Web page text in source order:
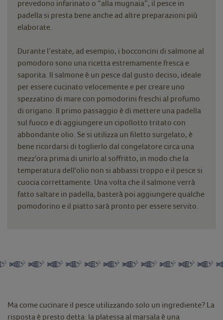
prevedono infarinato o “alla mugnaia”, il pesce in
padella si presta bene anche ad altre preparazioni più
elaborate.
Durante l’estate, ad esempio, i bocconcini di salmone al
pomodoro sono una ricetta estremamente fresca e
saporita. Il salmone è un pesce dal gusto deciso, ideale
per essere cucinato velocemente e per creare uno
spezzatino di mare con pomodorini freschi al profumo
di origano. Il primo passaggio è di mettere una padella
sul fuoco e di aggiungere un cipollotto tritato con
abbondante olio. Se si utilizza un filetto surgelato, è
bene ricordarsi di toglierlo dal congelatore circa una
mezz'ora prima di unirlo al soffritto, in modo che la
temperatura dell'olio non si abbassi troppo e il pesce si
cuocia correttamente. Una volta che il salmone verrà
fatto saltare in padella, basterà poi aggiungere qualche
pomodorino e il piatto sarà pronto per essere servito.
Ma come cucinare il pesce utilizzando solo un ingrediente? La
risposta è presto detta: la platessa al marsala è una